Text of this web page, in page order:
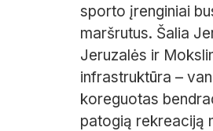
sporto įrenginiai
maršrutus. Šalia
Jeruzalės ir
infrastruktūra –
koreguotas
patogią rekreaciją